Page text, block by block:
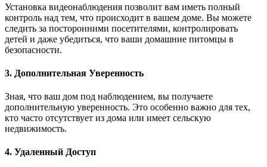
Установка видеонаблюдения позволит вам иметь полный
контроль над тем, что происходит в вашем доме. Вы можете
следить за посторонними посетителями, контролировать
детей и даже убедиться, что ваши домашние питомцы в
безопасности.
3. Дополнительная Уверенность
Зная, что ваш дом под наблюдением, вы получаете
дополнительную уверенность. Это особенно важно для тех,
кто часто отсутствует из дома или имеет сельскую
недвижимость.
4. Удаленный Доступ